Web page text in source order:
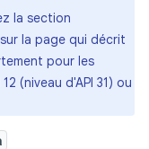
la section
sur la page qui décrit
pour les
(niveau d'API 31) ou